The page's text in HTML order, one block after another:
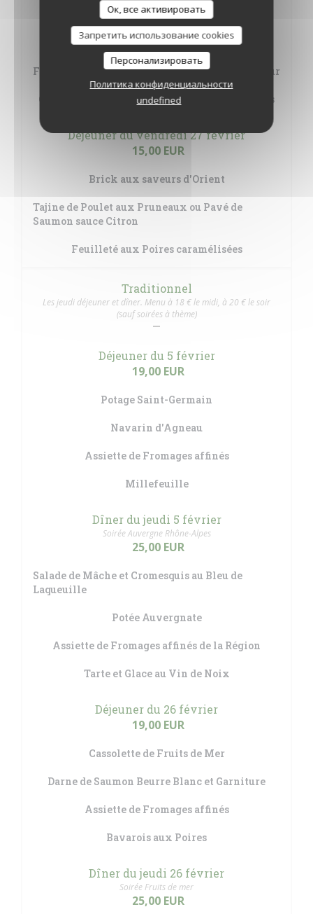
Ок, все активировать
Запретить использование cookies
Персонализировать
Политика конфиденциальности
undefined
15,00 EUR
Carpaccio de Saumon mariné
Filet de Daurade, Citron confit et Pommes Vapeur
Crème brûlée à la Pistache, Tuile aux Amandes
Déjeuner du vendredi 27 février
15,00 EUR
Brick aux saveurs d'Orient
Tajine de Poulet aux Pruneaux ou Pavé de
Saumon sauce Citron
Feuilleté aux Poires caramélisées
Traditionnel
Les jeudi déjeuner et dîner. Menu à 18 € le midi, à 20 € le soir
(sauf soirées à thème)
Déjeuner du 5 février
19,00 EUR
Potage Saint-Germain
Navarin d'Agneau
Assiette de Fromages affinés
Millefeuille
Dîner du jeudi 5 février
Soirée Auvergne Rhône-Alpes
25,00 EUR
Salade de Mâche et Cromesquis au Bleu de
Laqueuille
Potée Auvergnate
Assiette de Fromages affinés de la Région
Tarte et Glace au Vin de Noix
Déjeuner du 26 février
19,00 EUR
Cassolette de Fruits de Mer
Darne de Saumon Beurre Blanc et Garniture
Assiette de Fromages affinés
Bavarois aux Poires
Dîner du jeudi 26 février
Soirée Fruits de mer
25,00 EUR